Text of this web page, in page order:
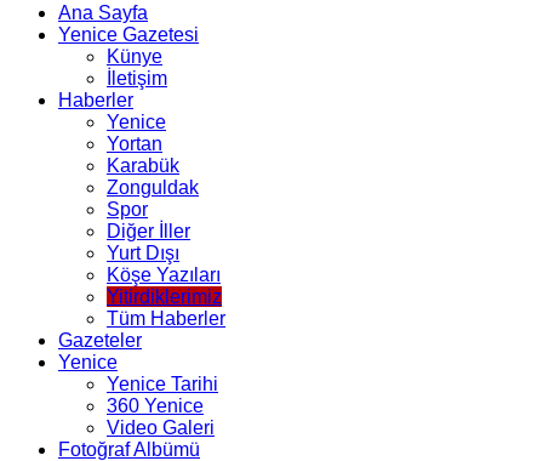
Ana Sayfa
Yenice Gazetesi
Künye
İletişim
Haberler
Yenice
Yortan
Karabük
Zonguldak
Spor
Diğer İller
Yurt Dışı
Köşe Yazıları
Yitirdiklerimiz
Tüm Haberler
Gazeteler
Yenice
Yenice Tarihi
360 Yenice
Video Galeri
Fotoğraf Albümü